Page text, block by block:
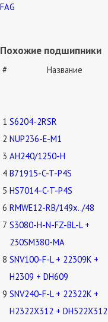
FAG
Похожие подшипники
# Название
1 S6204-2RSR
2 NUP236-E-M1
3 AH240/1250-H
4 B71915-C-T-P4S
5 HS7014-C-T-P4S
6 RMWE12-RB/149x../48
7 S3080-H-N-FZ-BL-L +
230SM380-MA
8 SNV100-F-L + 22309K +
H2309 + DH609
9 SNV240-F-L + 22322K +
H2322X312 + DH522X312